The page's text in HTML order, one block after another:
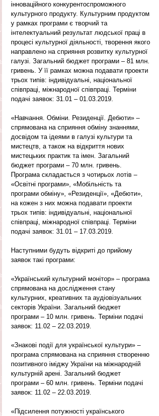
інноваційного конкурентоспроможного
культурного продукту. Культурним продуктом
у рамках програми є творчий та
інтелектуальний результат людської праці в
процесі культурної діяльності, творення якого
направлено на сприяння розвитку культурної
галузі. Загальний бюджет програми – 81 млн.
гривень. У її рамках можна подавати проекти
трьох типів: індивідуальні, національної
співпраці, міжнародної співпраці. Терміни
подачі заявок: 31.01 – 01.03.2019.
«Навчання. Обміни. Резиденції. Дебюти» –
спрямована на сприяння обміну знаннями,
досвідом та ідеями в галузі культури та
мистецтв, а також на відкриття нових
мистецьких практик та імен. Загальний
бюджет програми – 70 млн. гривень.
Програма складається з чотирьох лотів –
«Освітні програми», «Мобільність та
програми обміну», «Резиденції», «Дебюти»,
на кожен з них можна подавати проекти
трьох типів: індивідуальні, національної
співпраці, міжнародної співпраці. Терміни
подачі заявок: 31.01 – 17.03.2019.
Наступними будуть відкриті до прийому
заявок такі програми:
«Український культурний монітор» – програма
спрямована на дослідження стану
культурних, креативних та аудіовізуальних
секторів України. Загальний бюджет
програми – 10 млн. гривень. Терміни подачі
заявок: 11.02 – 22.03.2019.
«Знакові події для української культури» –
програма спрямована на сприяння створенню
позитивного іміджу України на міжнародній
культурній арені. Загальний бюджет
програми – 60 млн. гривень. Терміни подачі
заявок: 11.02 – 22.03.2019.
«Підсилення потужності українського